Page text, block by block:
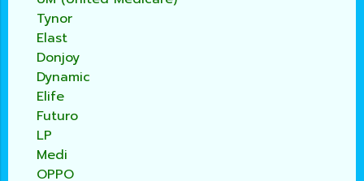
Tynor
Elast
Donjoy
Dynamic
Elife
Futuro
LP
Medi
OPPO